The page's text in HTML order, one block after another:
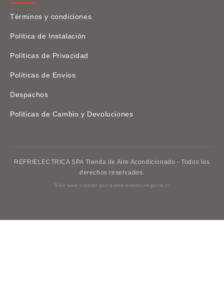
Términos y condiciones
Política de Instalación
Políticas de Privacidad
Políticas de Envíos
Despachos
Políticas de Cambio y Devoluciones
REFRIELECTRICA SPA Tienda de Aire Acondicionado - Todos los
derechos reservados.
Sitio web creado por dominandotunegocio.cl